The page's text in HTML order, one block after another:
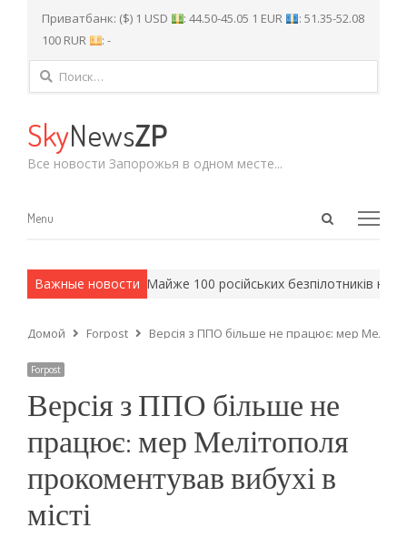
Приватбанк: ($) 1 USD : 44.50-45.05 1 EUR
: 51.35-52.08
100 RUR
: -
Найти:
SkyNewsZP
Все новости Запорожья в одном месте...
Open
Menu
Menu
Важные новости
методы. Майже 100 російських безпілотників
Домой Forpost Версія з ППО більше не працює: мер
Forpost
Версія з ППО більше не
працює: мер Мелітополя
прокоментував вибухі в
місті